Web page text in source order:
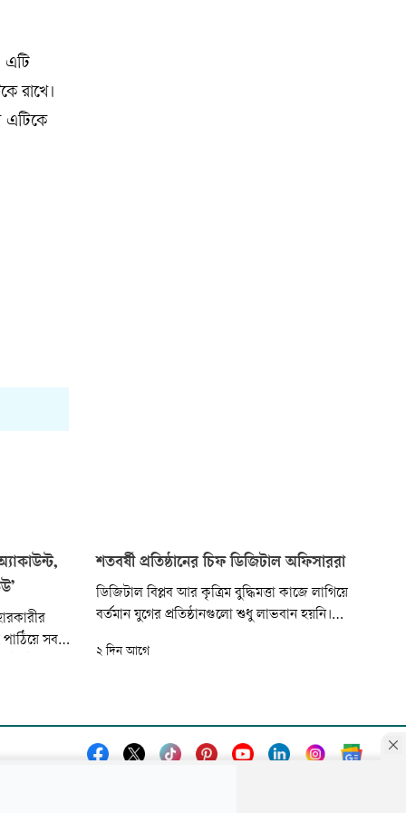
এটি
রাখে।
এটিকে
সব
শতবর্ষী প্রতিষ্ঠানের চিফ ডিজিটাল অফিসাররা
ডিজিটাল বিপ্লব আর কৃত্রিম বুদ্ধিমত্তা কাজে লাগিয়ে
বর্তমান যুগের প্রতিষ্ঠানগুলো শুধু লাভবান হয়নি।
লাভবান হচ্ছে। এসব প্রতিষ্ঠানের কয়েকজন মানুষ
লাগিয়ে বিশ্বমঞ্চে সাড়া....
২ দিন আগে